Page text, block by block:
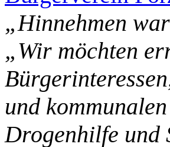
„Hinnehmen
„Wir möchten
und
Drogenhilfe und